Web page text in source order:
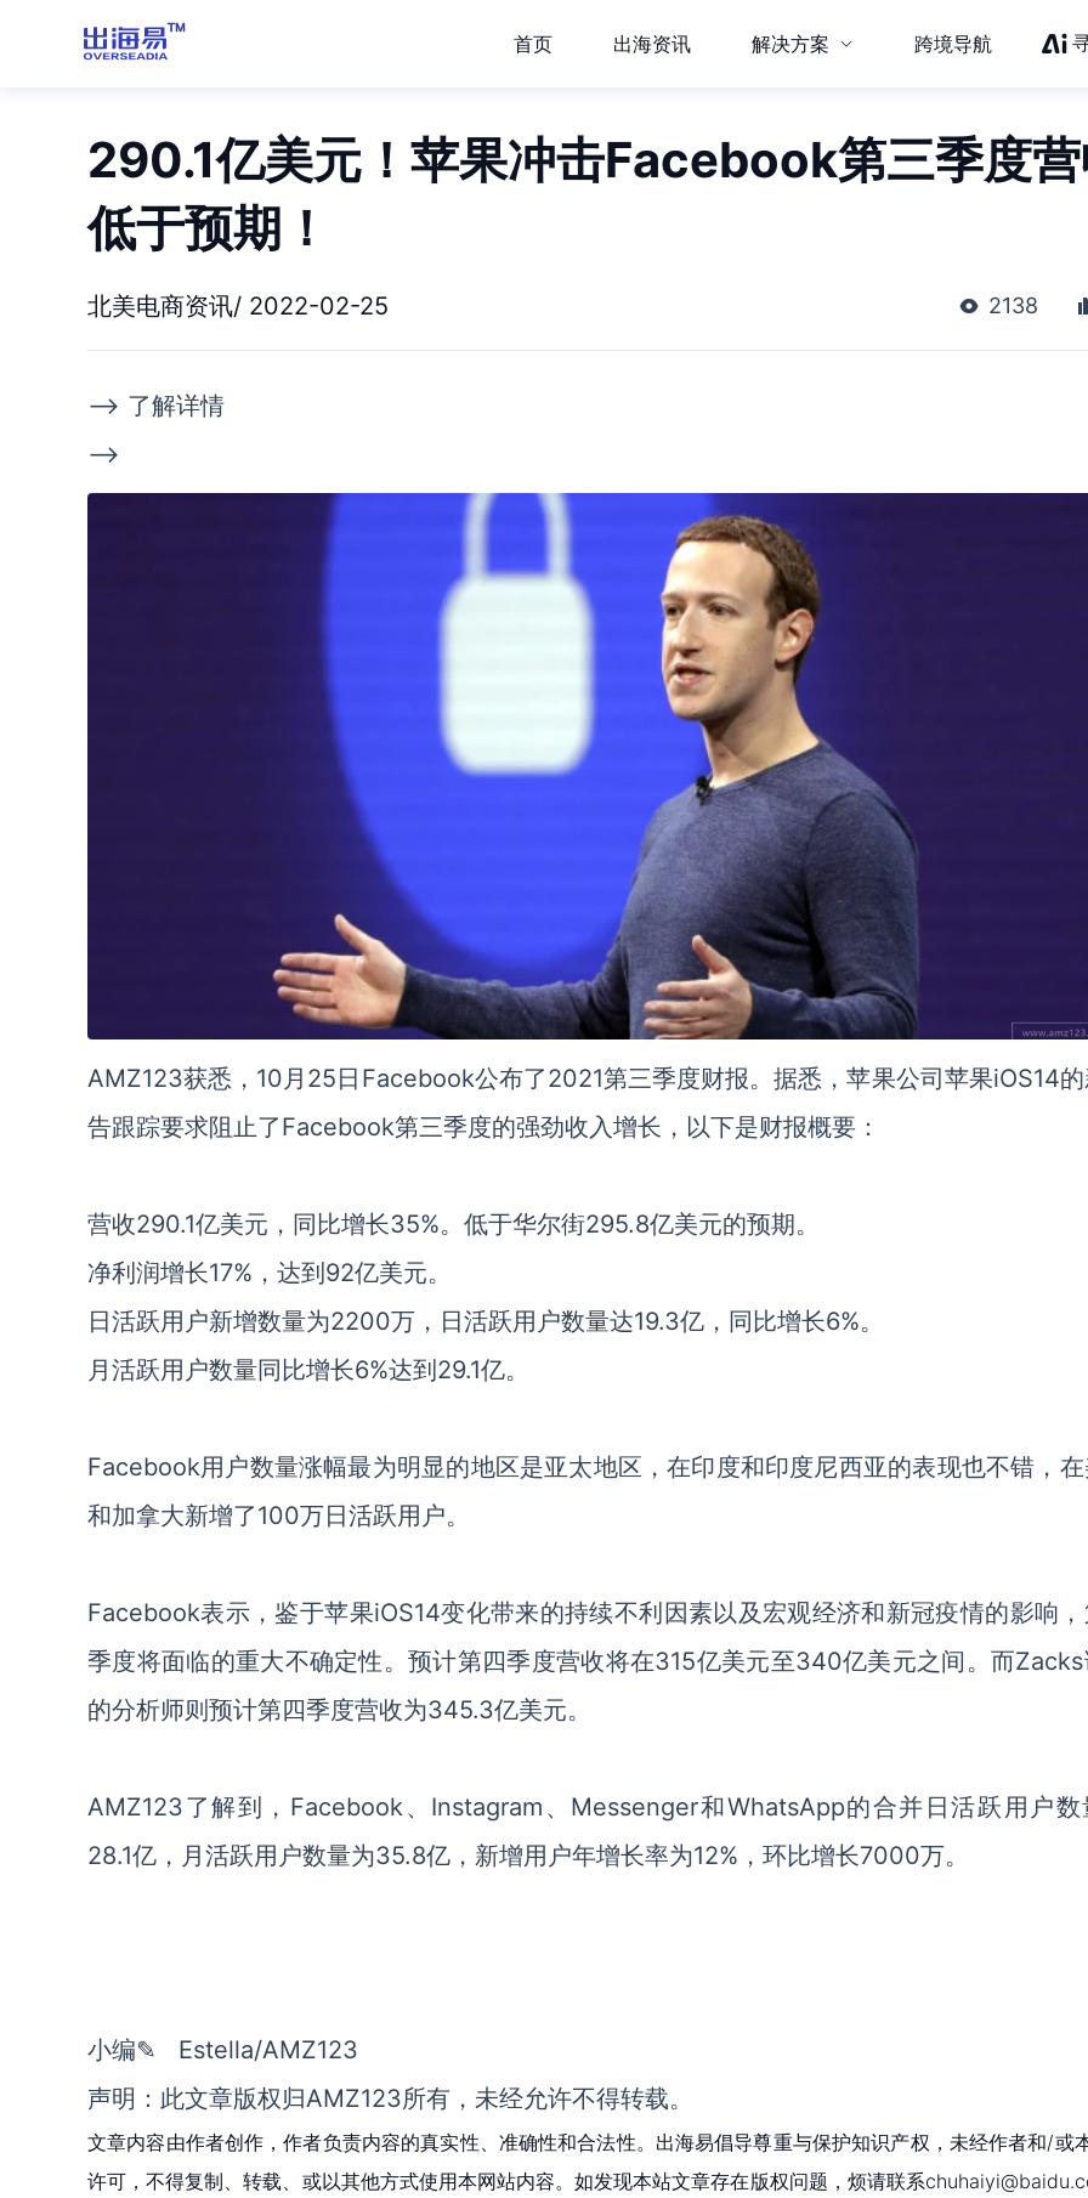
首页 出海资讯 解决方案 跨境导航
290.1亿美元！苹果冲击Facebook第三季度
低于预期！
北美电商资讯/ 2022-02-25 2138
--> 了解详情
-->
AMZ123获悉，10月25日Facebook公布了2021第三季度财报。据悉，苹果公司苹果iOS14
告跟踪要求阻止了Facebook第三季度的强劲收入增长，以下是财报概要：
营收290.1亿美元，同比增长35%。低于华尔街295.8亿美元的预期。
净利润增长17%，达到92亿美元。
日活跃用户新增数量为2200万，日活跃用户数量达19.3亿，同比增长6%。
月活跃用户数量同比增长6%达到29.1亿。
Facebook用户数量涨幅最为明显的地区是亚太地区，在印度和印度尼西亚的表现也不错，
和加拿大新增了100万日活跃用户。
Facebook表示，鉴于苹果iOS14变化带来的持续不利因素以及宏观经济和新冠疫情的影响
季度将面临的重大不确定性。预计第四季度营收将在315亿美元至340亿美元之间。而
的分析师则预计第四季度营收为345.3亿美元。
AMZ123了解到，Facebook、Instagram、Messenger和WhatsApp的合并日活跃用户数
28.1亿，月活跃用户数量为35.8亿，新增用户年增长率为12%，环比增长7000万。
小编✎ Estella/AMZ123
声明：此文章版权归AMZ123所有，未经允许不得转载。
文章内容由作者创作，作者负责内容的真实性、准确性和合法性。出海易倡导尊重与保护知识产权，未经作者和/或
许可，不得复制、转载、或以其他方式使用本网站内容。如发现本站文章存在版权问题，烦请联系